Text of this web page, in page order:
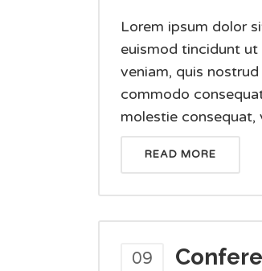
Lorem ipsum dolor
euismod tincidunt
veniam, quis
commodo
molestie consequat,
READ MORE
09